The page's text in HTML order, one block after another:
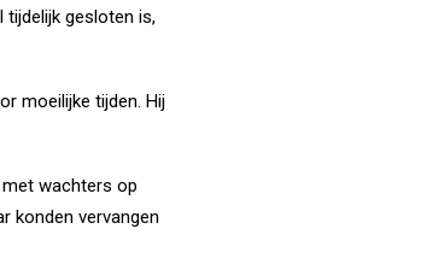
tijdelijk gesloten is,
moeilijke tijden. Hij
wachters op
konden vervangen